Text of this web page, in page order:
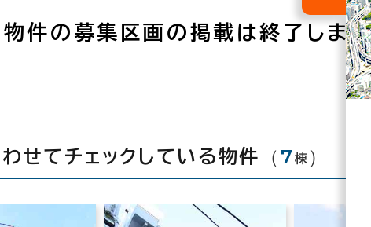
件の募集区画の掲載は終了しまし
せてチェックしている物件 （ 7 棟 ）